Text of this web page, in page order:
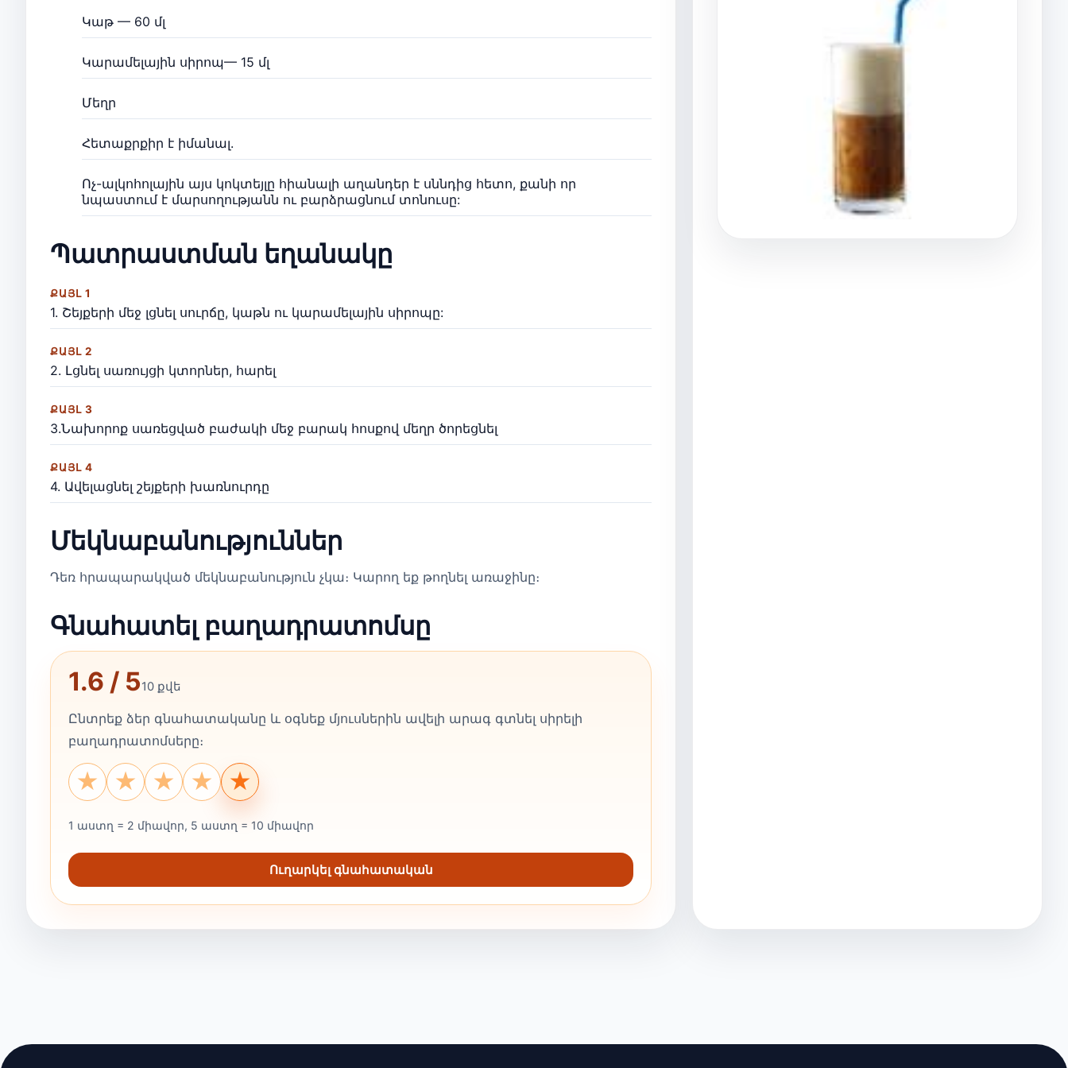
Կաթ — 60 մլ
Կարամելային սիրոպ— 15 մլ
Մեղր
Հետաքրքիր է իմանալ.
Ոչ-ալկոհոլային այս կոկտեյլը հիանալի աղանդեր է սննդից հետո, քանի որ
նպաստում է մարսողությանն ու բարձրացնում տոնուսը:
Պատրաստման եղանակը
ՔԱՅԼ 1
1. Շեյքերի մեջ լցնել սուրճը, կաթն ու կարամելային սիրոպը:
ՔԱՅԼ 2
2. Լցնել սառույցի կտորներ, հարել
ՔԱՅԼ 3
3.Նախորոք սառեցված բաժակի մեջ բարակ հոսքով մեղր ծորեցնել
ՔԱՅԼ 4
4. Ավելացնել շեյքերի խառնուրդը
Մեկնաբանություններ
Դեռ հրապարակված մեկնաբանություն չկա։ Կարող եք թողնել առաջինը։
Գնահատել բաղադրատոմսը
1.6 / 510 քվե
Ընտրեք ձեր գնահատականը և օգնեք մյուսներին ավելի արագ գտնել սիրելի
բաղադրատոմսերը։
★
★
★
★
★
1 աստղ = 2 միավոր, 5 աստղ = 10 միավոր
Ուղարկել գնահատական